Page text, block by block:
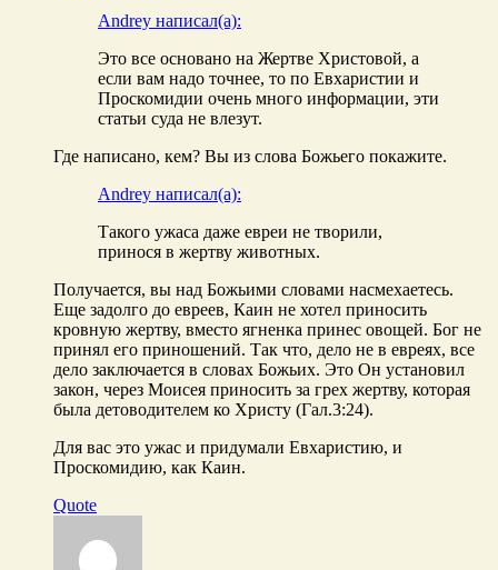
Andrey написал(а):
Это все основано на Жертве Христовой, а
если вам надо точнее, то по Евхаристии и
Проскомидии очень много информации, эти
статьи суда не влезут.
Где написано, кем? Вы из слова Божьего покажите.
Andrey написал(а):
Такого ужаса даже евреи не творили,
принося в жертву животных.
Получается, вы над Божьими словами насмехаетесь.
Еще задолго до евреев, Каин не хотел приносить
кровную жертву, вместо ягненка принес овощей. Бог не
принял его приношений. Так что, дело не в евреях, все
дело заключается в словах Божьих. Это Он установил
закон, через Моисея приносить за грех жертву, которая
была детоводителем ко Христу (Гал.3:24).
Для вас это ужас и придумали Евхаристию, и
Проскомидию, как Каин.
Quote